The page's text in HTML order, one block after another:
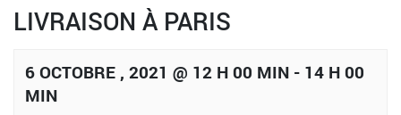
LIVRAISON À PARIS
6 OCTOBRE , 2021 @ 12 H 00 MIN - 14 H 00
MIN